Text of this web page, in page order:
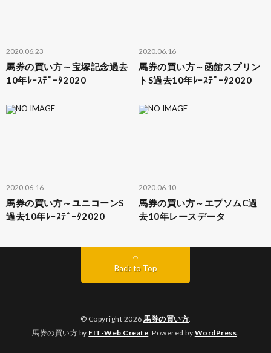
2020.06.23
馬券の買い方～宝塚記念過去
10年ﾚｰｽﾃﾞｰﾀ2020
2020.06.16
馬券の買い方～函館スプリン
トS過去10年ﾚｰｽﾃﾞｰﾀ2020
2020.06.16
馬券の買い方～ユニコーンS
過去10年ﾚｰｽﾃﾞｰﾀ2020
2020.06.10
馬券の買い方～エプソムC過
去10年レースデータ
Back to Top
© Copyright 2026 馬券の買い方
馬券の買い方 by FIT-Web Create . Powered by WordPress